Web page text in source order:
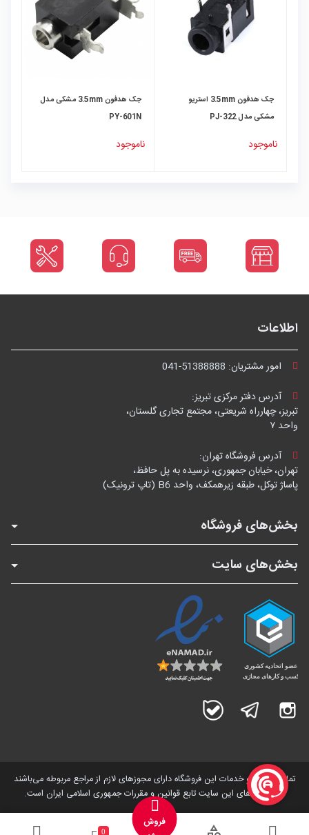
جک هدفون 3.5mm استریو
مشکی مدل PJ-322
ناموجود
جک هدفون 3.5mm مشکی مدل
PY-601N
ناموجود
اطلاعات
امور مشتریان: 041-51388888
آدرس دفتر مرکزی تبریز:
تبریز، چهارراه شریعتی، مجتمع تجاری گلستان،
واحد ۷
آدرس فروشگاه تهران:
تهران، خیابان جمهوری، نرسیده به پل حافظ،
پاساژ توکل، طبقه زیرهمکف، واحد B6 (تاپ ترونیک)
بخش‌های فروشگاه
بخش‌های سایت
اینستاگرام تلگرام
تمامی کالاها و خدمات این فروشگاه دارای مجوز‌های لازم از مراجع مربوطه می‌باشند
و فعالیت های این سایت تابع قوانین و مقررات جمهوری اسلامی ایران است.
فروش
0